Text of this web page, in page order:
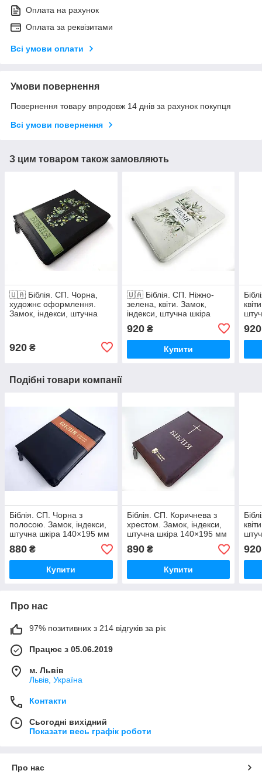
Оплата на рахунок
Оплата за реквізитами
Всі умови оплати
Умови повернення
Повернення товару впродовж 14 днів за рахунок покупця
Всі умови повернення
З цим товаром також замовляють
🇺🇦 Біблія. СП. Чорна,
художнє оформлення.
Замок, індекси, штучна
920 ₴
🇺🇦 Біблія. СП. Ніжно-
зелена, квіти. Замок,
індекси, штучна шкіра
920₴
Купити
920
Подібні товари компанії
Біблія. СП. Чорна з
полосою. Замок, індекси,
штучна шкіра 140×195 мм
880 ₴
Купити
Біблія. СП. Коричнева з
хрестом. Замок, індекси,
штучна шкіра 140×195 мм
- арт. 10563-2
890₴
Купити
920
Про нас
97% позитивних з 214 відгуків за рік
Працює з 05.06.2019
м. Львів
Львів, Україна
Контакти
Сьогодні вихідний
Показати весь графік роботи
Про нас